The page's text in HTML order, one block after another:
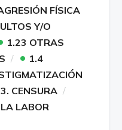
FÍSICA
Y/O
1.23 OTRAS
• 1.4
3. CENSURA
LABOR